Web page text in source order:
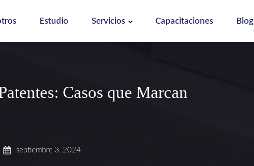
Estudio Servicios Capacitaciones Blog
Casos que Marcan
septiembre 3, 2024